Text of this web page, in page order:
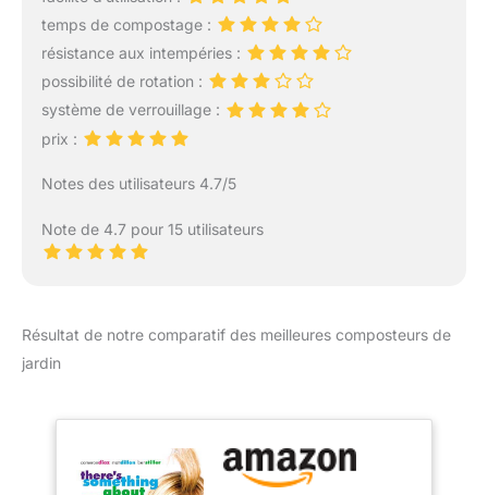
temps de compostage :
résistance aux intempéries :
possibilité de rotation :
système de verrouillage :
prix :
Notes des utilisateurs 4.7/5
Note de 4.7 pour 15 utilisateurs
Résultat de notre comparatif des meilleures composteurs de
jardin